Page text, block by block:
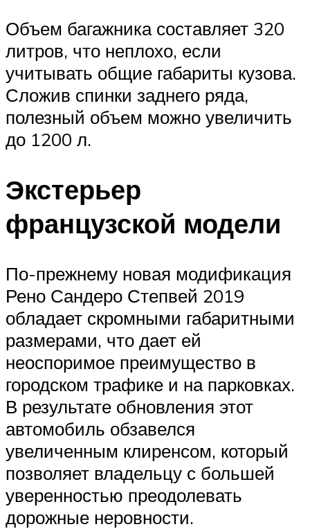
Объем багажника составляет 320
литров, что неплохо, если
учитывать общие габариты кузова.
Сложив спинки заднего ряда,
полезный объем можно увеличить
до 1200 л.
Экстерьер
французской модели
По-прежнему новая модификация
Рено Сандеро Степвей 2019
обладает скромными габаритными
размерами, что дает ей
неоспоримое преимущество в
городском трафике и на парковках.
В результате обновления этот
автомобиль обзавелся
увеличенным клиренсом, который
позволяет владельцу с большей
уверенностью преодолевать
дорожные неровности.